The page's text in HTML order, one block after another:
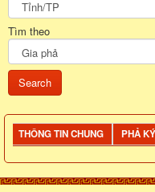
Tìm theo
THÔNG TIN CHUNG PHẢ KÝ